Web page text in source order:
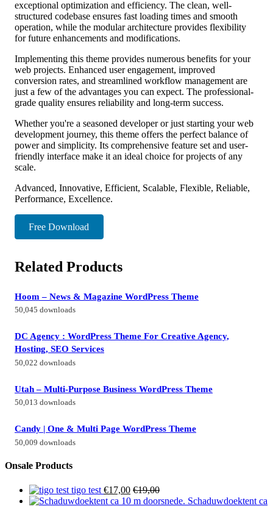
exceptional optimization and efficiency. The clean, well-
structured codebase ensures fast loading times and smooth
operation, while the modular architecture provides flexibility
for future enhancements and modifications.
Implementing this theme provides numerous benefits for your
web projects. Enhanced user engagement, improved
conversion rates, and streamlined workflow management are
just a few of the advantages you can expect. The professional-
grade quality ensures reliability and long-term success.
Whether you're a seasoned developer or just starting your web
development journey, this theme offers the perfect balance of
power and simplicity. Its comprehensive feature set and user-
friendly interface make it an ideal choice for projects of any
scale.
Advanced, Innovative, Efficient, Scalable, Flexible, Reliable,
Performance, Excellence.
Free Download
Related Products
Hoom – News & Magazine WordPress Theme
50,045 downloads
DC Agency : WordPress Theme For Creative Agency,
Hosting, SEO Services
50,022 downloads
Utah – Multi-Purpose Business WordPress Theme
50,013 downloads
Candy | One & Multi Page WordPress Theme
50,009 downloads
Onsale Products
tigo test €17,00 €19,00
Schaduwdoektent ca